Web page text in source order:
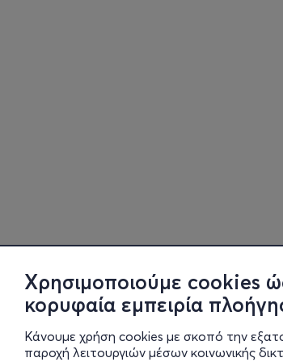
Χρησιμοποιούμε cookies
κορυφαία εμπειρία
Κάνουμε χρήση cookies με σκοπό την
παροχή λειτουργιών μέσων κοινωνικής